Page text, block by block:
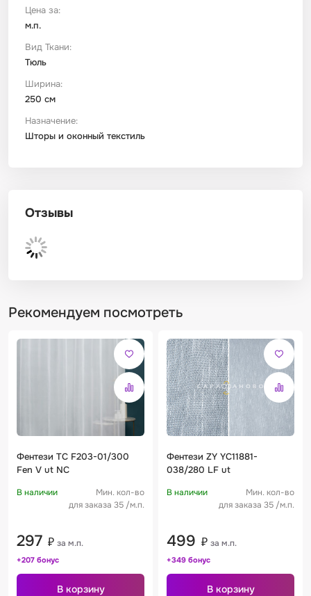
Цена за:
м.п.
Вид Ткани:
Тюль
Ширина:
250 см
Назначение:
Шторы и оконный текстиль
Отзывы
Рекомендуем посмотреть
Фентези TC F203-01/300
Fen V ut NC
В наличии
Мин. кол-во
для заказа 35 /м.п.
297 ₽ за м.п.
+207 бонус
В корзину
Фентези ZY YC11881-
038/280 LF ut
В наличии
Мин. кол-во
для заказа 35 /м.п.
499 ₽ за м.п.
+349 бонус
В корзину
Штапель